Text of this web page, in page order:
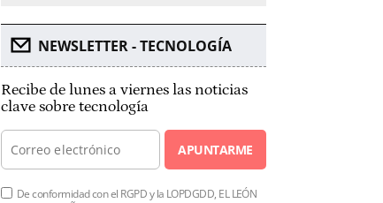
NEWSLETTER - TECNOLOGÍA
Recibe de lunes a viernes las noticias
clave sobre tecnología
APUNTARME
De conformidad con el RGPD y la LOPDGDD, EL LEÓN